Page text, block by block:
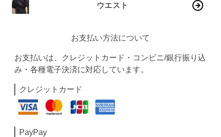
ウエスト
お支払い方法について
お支払いは、クレジットカード・コンビニ/銀行振り込
み・各種電子決済に対応しています。
クレジットカード
PayPay